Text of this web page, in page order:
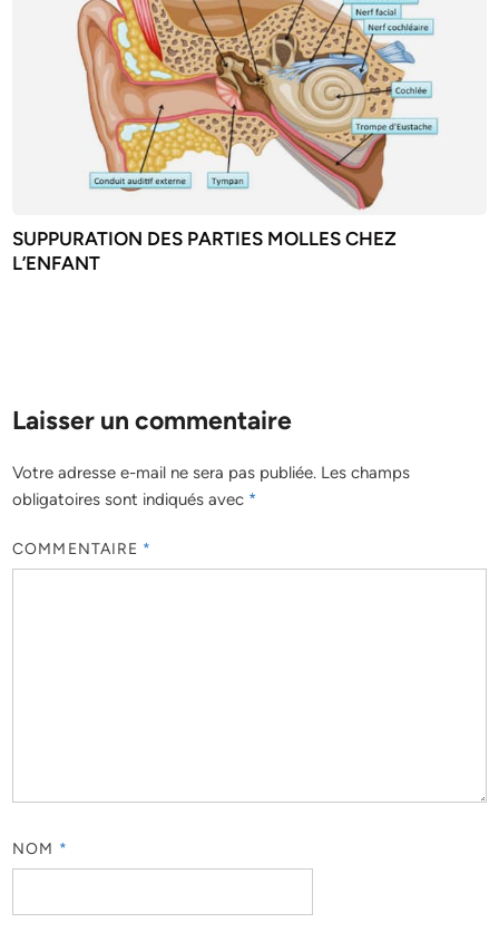
SUPPURATION DES PARTIES MOLLES CHEZ
L’ENFANT
Laisser un commentaire
Votre adresse e-mail ne sera pas publiée. Les champs
obligatoires sont indiqués avec *
COMMENTAIRE *
NOM *